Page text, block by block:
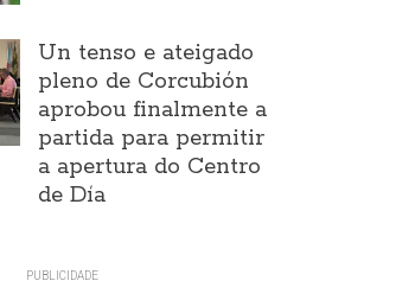
Un tenso e ateigado
pleno de Corcubión
aprobou finalmente a
partida para permitir
a apertura do Centro
de Día